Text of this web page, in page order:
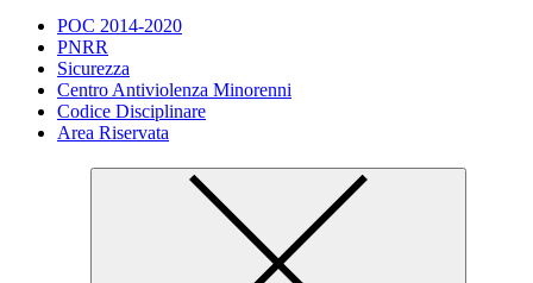
POC 2014-2020
PNRR
Sicurezza
Centro Antiviolenza Minorenni
Codice Disciplinare
Area Riservata